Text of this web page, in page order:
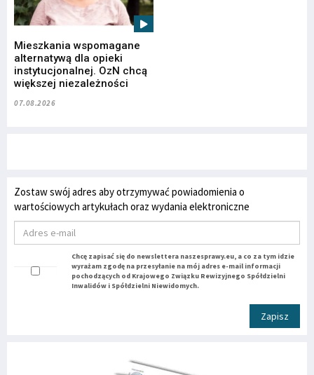
Mieszkania wspomagane
alternatywą dla opieki
instytucjonalnej. OzN chcą
większej niezależności
07.08.2026
Zostaw swój adres aby otrzymywać powiadomienia o
wartościowych artykułach oraz wydania elektroniczne
Chcę zapisać się do newslettera naszesprawy.eu, a co za tym idzie
wyrażam zgodę na przesyłanie na mój adres e-mail informacji
pochodzących od Krajowego Związku Rewizyjnego Spółdzielni
Inwalidów i Spółdzielni Niewidomych.
Zapisz